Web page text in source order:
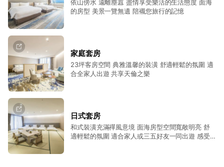
依山傍水 遠離塵囂 盡情享受樂活的生活態度 面海
的房型 美景一覽無遺 陪襯您旅行的記憶
家庭套房
23坪客房空間 典雅溫馨的裝潢 舒適輕鬆的氛圍 適
合全家人出遊 共享天倫之樂
日式套房
和式裝潢充滿禪風意境 面海房型空間寬敞明亮 舒
適輕鬆的氛圍 適合家人或三五好友一同出遊 感受